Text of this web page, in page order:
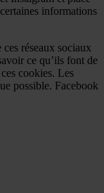
informations
réseaux sociaux
ce qu’ils font de
cookies. Les
possible. Facebook